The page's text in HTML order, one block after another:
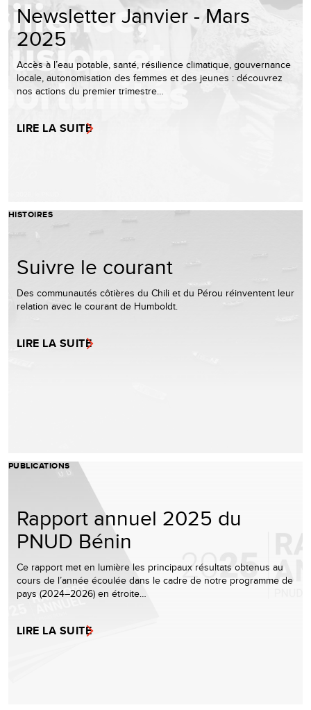
Newsletter Janvier - Mars
2025
Accès à l’eau potable, santé, résilience climatique, gouvernance
locale, autonomisation des femmes et des jeunes : découvrez
nos actions du premier trimestre…
LIRE LA SUITE
HISTOIRES
Suivre le courant
Des communautés côtières du Chili et du Pérou réinventent leur
relation avec le courant de Humboldt.
LIRE LA SUITE
PUBLICATIONS
Rapport annuel 2025 du
PNUD Bénin
Ce rapport met en lumière les principaux résultats obtenus au
cours de l’année écoulée dans le cadre de notre programme de
pays (2024–2026) en étroite…
LIRE LA SUITE